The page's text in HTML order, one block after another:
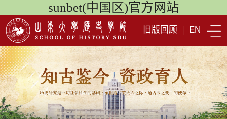
sunbet(中国区)官方网站
旧版回顾 | EN